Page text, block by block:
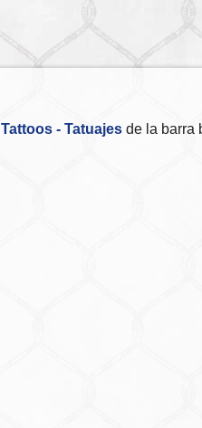
Tattoos - Tatuajesde la barra